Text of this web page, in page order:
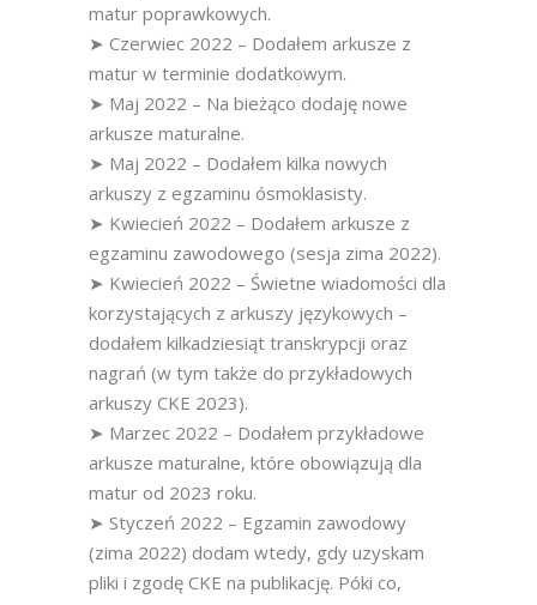
matur poprawkowych.
➤ Czerwiec 2022 – Dodałem arkusze z
matur w terminie dodatkowym.
➤ Maj 2022 – Na bieżąco dodaję nowe
arkusze maturalne.
➤ Maj 2022 – Dodałem kilka nowych
arkuszy z egzaminu ósmoklasisty.
➤ Kwiecień 2022 – Dodałem arkusze z
egzaminu zawodowego (sesja zima 2022).
➤ Kwiecień 2022 – Świetne wiadomości dla
korzystających z arkuszy językowych –
dodałem kilkadziesiąt transkrypcji oraz
nagrań (w tym także do przykładowych
arkuszy CKE 2023).
➤ Marzec 2022 – Dodałem przykładowe
arkusze maturalne, które obowiązują dla
matur od 2023 roku.
➤ Styczeń 2022 – Egzamin zawodowy
(zima 2022) dodam wtedy, gdy uzyskam
pliki i zgodę CKE na publikację. Póki co,